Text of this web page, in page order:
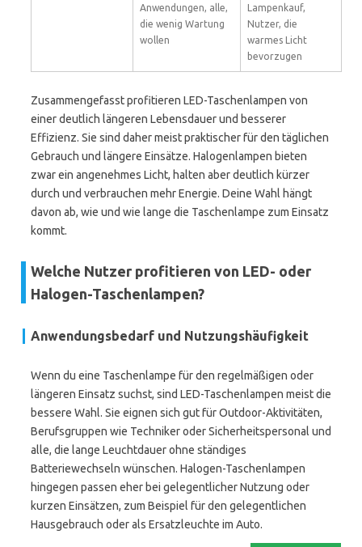
Anwendungen, alle,
die wenig Wartung
wollen
Lampenkauf,
Nutzer, die
warmes Licht
bevorzugen
Zusammengefasst profitieren LED-Taschenlampen von
einer deutlich längeren Lebensdauer und besserer
Effizienz. Sie sind daher meist praktischer für den täglichen
Gebrauch und längere Einsätze. Halogenlampen bieten
zwar ein angenehmes Licht, halten aber deutlich kürzer
durch und verbrauchen mehr Energie. Deine Wahl hängt
davon ab, wie und wie lange die Taschenlampe zum Einsatz
kommt.
Welche Nutzer profitieren von LED- oder
Halogen-Taschenlampen?
Anwendungsbedarf und Nutzungshäufigkeit
Wenn du eine Taschenlampe für den regelmäßigen oder
längeren Einsatz suchst, sind LED-Taschenlampen meist die
bessere Wahl. Sie eignen sich gut für Outdoor-Aktivitäten,
Berufsgruppen wie Techniker oder Sicherheitspersonal und
alle, die lange Leuchtdauer ohne ständiges
Batteriewechseln wünschen. Halogen-Taschenlampen
hingegen passen eher bei gelegentlicher Nutzung oder
kurzen Einsätzen, zum Beispiel für den gelegentlichen
Hausgebrauch oder als Ersatzleuchte im Auto.